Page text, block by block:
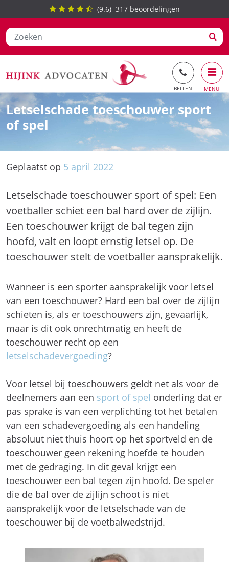
Ga
naar
de
(9.6) 317 beoordelingen
Letselschade toeschouwer sport
of spel
Geplaatst op 5 april 2022
Letselschade toeschouwer sport of spel: Een
voetballer schiet een bal hard over de zijlijn.
Een toeschouwer krijgt de bal tegen zijn
hoofd, valt en loopt ernstig letsel op. De
toeschouwer stelt de voetballer aansprakelijk.
Wanneer is een sporter aansprakelijk voor letsel
van een toeschouwer? Hard een bal over de zijlijn
schieten is, als er toeschouwers zijn, gevaarlijk,
maar is dit ook onrechtmatig en heeft de
toeschouwer recht op een
letselschadevergoeding?
Voor letsel bij toeschouwers geldt net als voor de
deelnemers aan een sport of spel onderling dat er
pas sprake is van een verplichting tot het betalen
van een schadevergoeding als een handeling
absoluut niet thuis hoort op het sportveld en de
toeschouwer geen rekening hoefde te houden
met de gedraging. In dit geval krijgt een
toeschouwer een bal tegen zijn hoofd. De speler
die de bal over de zijlijn schoot is niet
aansprakelijk voor de letselschade van de
toeschouwer bij de voetbalwedstrijd.